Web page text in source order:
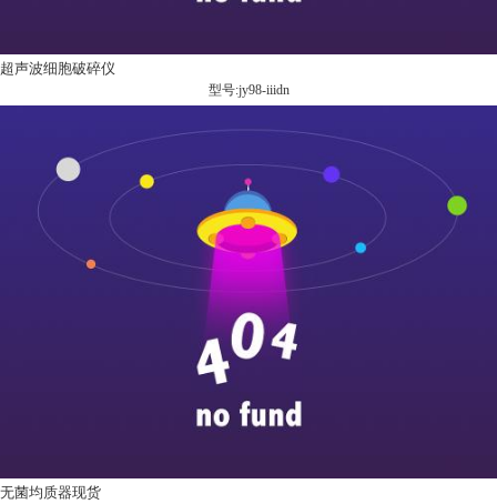
超声波细胞破碎仪
型号:jy98-iiidn
无菌均质器现货